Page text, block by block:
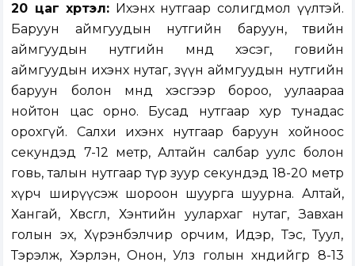
20 цаг хүртэл: Ихэнх нутгаар солигдмол үүлтэй.
Баруун аймгуудын нутгийн баруун, төвийн
аймгуудын нутгийн өмнөд хэсэг, говийн
аймгуудын ихэнх нутаг, зүүн аймгуудын нутгийн
баруун болон өмнөд хэсгээр бороо, уулаараа
нойтон цас орно. Бусад нутгаар хур тунадас
орохгүй. Салхи ихэнх нутгаар баруун хойноос
секундэд 7-12 метр, Алтайн салбар уулс болон
говь, талын нутгаар түр зуур секундэд 18-20 метр
хүрч ширүүсэж шороон шуурга шуурна. Алтай,
Хангай, Хөвсгөл, Хэнтийн уулархаг нутаг, Завхан
голын эх, Хүрэнбэлчир орчим, Идэр, Тэс, Туул,
Тэрэлж, Хэрлэн, Онон, Улз голын хөндийгөөр 8-13